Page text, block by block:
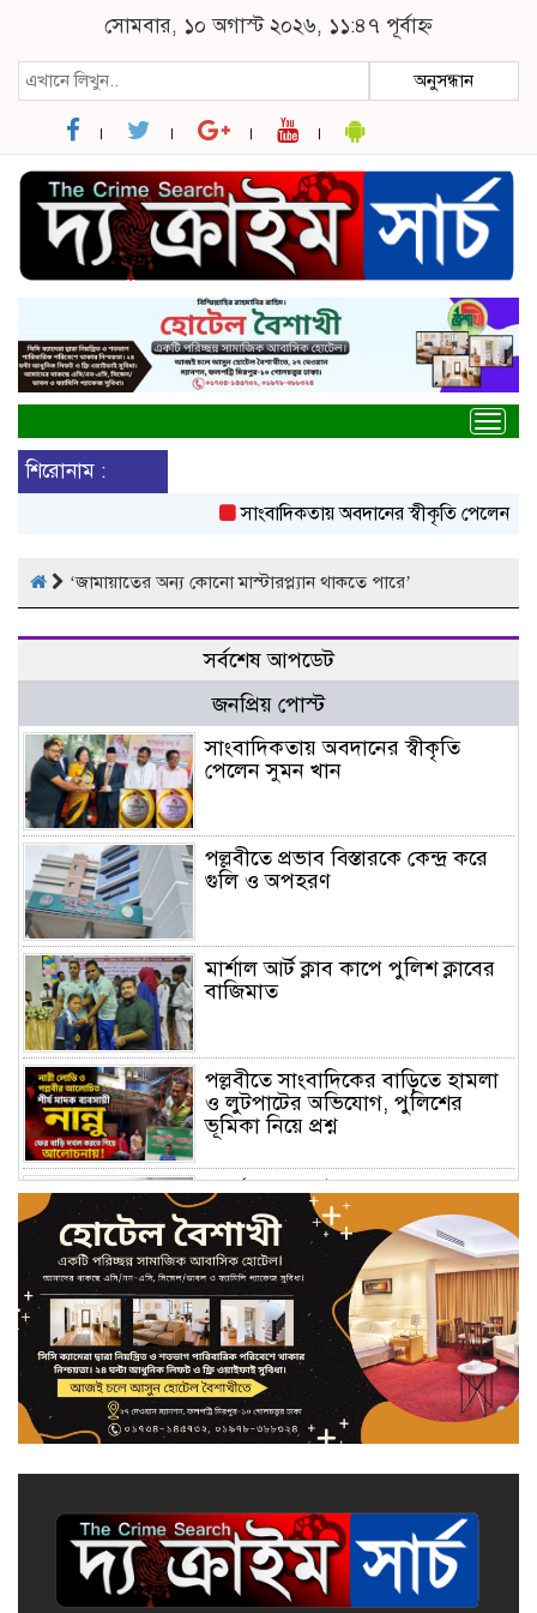
সোমবার, ১০ অগাস্ট ২০২৬, ১১:৪৭ পূর্বাহ্ন
অনুসন্ধান
শিরোনাম :
সাংবাদিকতায় অবদানের স্বীকৃতি পেলেন
‘জামায়াতের অন্য কোনো মাস্টারপ্ল্যান থাকতে পারে’
সর্বশেষ আপডেট
জনপ্রিয় পোস্ট
সাংবাদিকতায় অবদানের স্বীকৃতি
পেলেন সুমন খান
পল্লবীতে প্রভাব বিস্তারকে কেন্দ্র করে
গুলি ও অপহরণ
মার্শাল আর্ট ক্লাব কাপে পুলিশ ক্লাবের
বাজিমাত
পল্লবীতে সাংবাদিকের বাড়িতে হামলা
ও লুটপাটের অভিযোগ, পুলিশের
ভূমিকা নিয়ে প্রশ্ন
পুনর্বাসন ছাড়া উচ্ছেদ নয়:
বাউনিয়াবাঁধ পুকুরপাড় বস্তিবাসীর
মানববন্ধন
উন্নত চিকিৎসা সেবা আর পরম যত্নের
প্রতিচ্ছবি: শ্যামলী বেবি কেয়ার এন্ড
জেনারেল হাসপাতাল
মিরপুরে হামলার প্রতিবাদে
জামায়াতের বিক্ষোভ মিছিল
আত্মগোপনে থাকা যুবলীগ নেতা
গ্রেফতার, আলোচনায় পুলিশ কর্মকর্তা
বোনের তদবির